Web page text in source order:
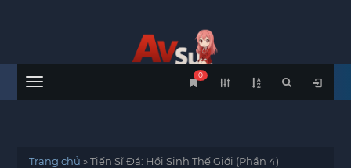
Menu
0
Trang chủ »Tiến Sĩ Đá: Hồi Sinh Thế Giới (Phần 4)